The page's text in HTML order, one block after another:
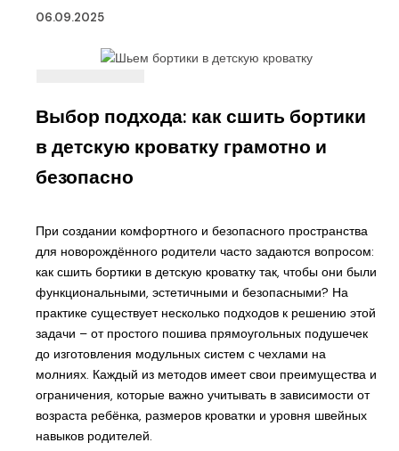
06.09.2025
Выбор подхода: как сшить бортики
в детскую кроватку грамотно и
безопасно
При создании комфортного и безопасного пространства
для новорождённого родители часто задаются вопросом:
как сшить бортики в детскую кроватку так, чтобы они были
функциональными, эстетичными и безопасными? На
практике существует несколько подходов к решению этой
задачи – от простого пошива прямоугольных подушечек
до изготовления модульных систем с чехлами на
молниях. Каждый из методов имеет свои преимущества и
ограничения, которые важно учитывать в зависимости от
возраста ребёнка, размеров кроватки и уровня швейных
навыков родителей.